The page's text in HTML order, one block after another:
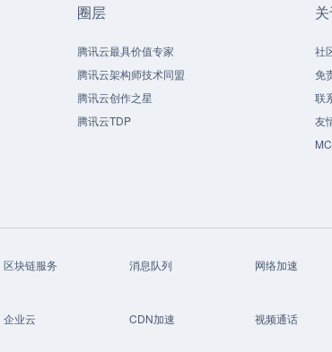
圈层
腾讯云最具价值专家
腾讯云架构师技术同盟
腾讯云创作之星
腾讯云TDP
社
免
联
友
区块链服务 消息队列
网络加速
企业云 CDN加速
视频通话